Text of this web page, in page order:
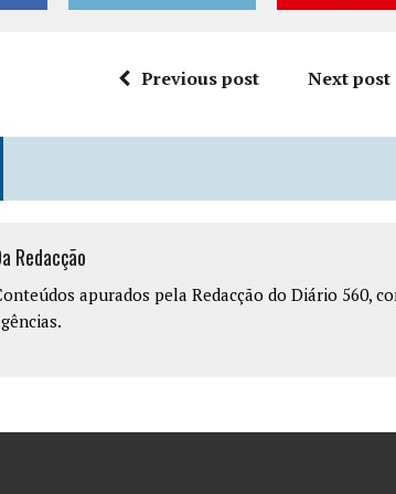
Previous post Next post
Redacção
apurados pela Redacção do Diário 560,